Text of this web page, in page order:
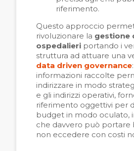
riferimento.
Questo approccio
rivoluzionare la gestione
ospedalieri portando i
struttura ad attuare una
data driven governance
informazioni raccolte
indirizzare in modo
e gli indirizzi operativi,
riferimento oggettivi per
budget in modo oculato,
che davvero può portare
non eccedere con costi